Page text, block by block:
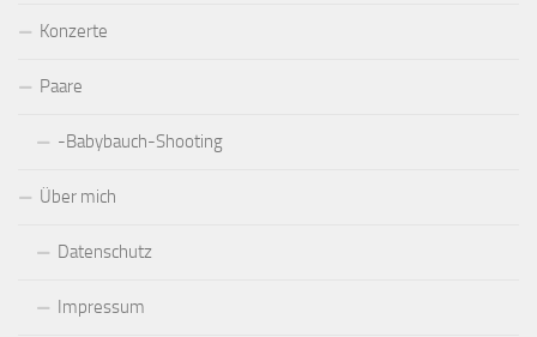
Konzerte
Paare
-Babybauch-Shooting
Über mich
Datenschutz
Impressum